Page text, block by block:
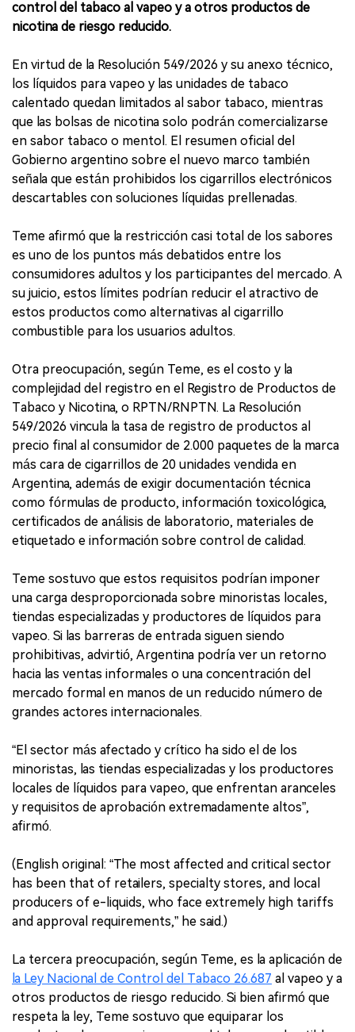
control del tabaco al vapeo y a otros productos de
nicotina de riesgo reducido.
En virtud de la Resolución 549/2026 y su anexo técnico,
los líquidos para vapeo y las unidades de tabaco
calentado quedan limitados al sabor tabaco, mientras
que las bolsas de nicotina solo podrán comercializarse
en sabor tabaco o mentol. El resumen oficial del
Gobierno argentino sobre el nuevo marco también
señala que están prohibidos los cigarrillos electrónicos
descartables con soluciones líquidas prellenadas.
Teme afirmó que la restricción casi total de los sabores
es uno de los puntos más debatidos entre los
consumidores adultos y los participantes del mercado. A
su juicio, estos límites podrían reducir el atractivo de
estos productos como alternativas al cigarrillo
combustible para los usuarios adultos.
Otra preocupación, según Teme, es el costo y la
complejidad del registro en el Registro de Productos de
Tabaco y Nicotina, o RPTN/RNPTN. La Resolución
549/2026 vincula la tasa de registro de productos al
precio final al consumidor de 2.000 paquetes de la marca
más cara de cigarrillos de 20 unidades vendida en
Argentina, además de exigir documentación técnica
como fórmulas de producto, información toxicológica,
certificados de análisis de laboratorio, materiales de
etiquetado e información sobre control de calidad.
Teme sostuvo que estos requisitos podrían imponer
una carga desproporcionada sobre minoristas locales,
tiendas especializadas y productores de líquidos para
vapeo. Si las barreras de entrada siguen siendo
prohibitivas, advirtió, Argentina podría ver un retorno
hacia las ventas informales o una concentración del
mercado formal en manos de un reducido número de
grandes actores internacionales.
“El sector más afectado y crítico ha sido el de los
minoristas, las tiendas especializadas y los productores
locales de líquidos para vapeo, que enfrentan aranceles
y requisitos de aprobación extremadamente altos”,
afirmó.
(English original: “The most affected and critical sector
has been that of retailers, specialty stores, and local
producers of e-liquids, who face extremely high tariffs
and approval requirements,” he said.)
La tercera preocupación, según Teme, es la aplicación de
la Ley Nacional de Control del Tabaco 26.687 al vapeo y a
otros productos de riesgo reducido. Si bien afirmó que
respeta la ley, Teme sostuvo que equiparar los